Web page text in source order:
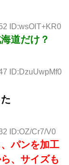
ID:wsOlT+KR0
道だけ？
ID:DzuUwpMf0
ID:OZ/Cr7/V0
パンを加工
、サイズも